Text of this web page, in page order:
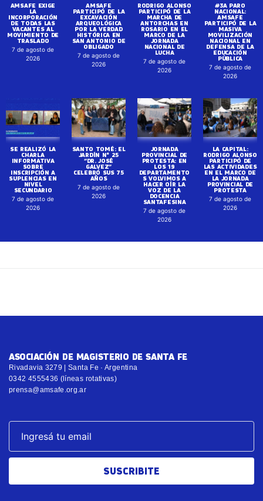
AMSAFE EXIGE
LA
INCORPORACIÓN
DE TODAS LAS
VACANTES AL
MOVIMIENTO DE
TRASLADO
7 de agosto de
2026
AMSAFE
PARTICIPÓ DE LA
EXCAVACIÓN
ARQUEOLÓGICA
POR LA VERDAD
HISTÓRICA EN
SAN ANTONIO DE
OBLIGADO
7 de agosto de
2026
RODRIGO ALONSO
PARTICIPÓ DE LA
MARCHA DE
ANTORCHAS EN
ROSARIO EN EL
MARCO DE LA
JORNADA
NACIONAL DE
LUCHA
7 de agosto de
2026
#3A PARO
NACIONAL:
AMSAFE
PARTICIPÓ DE LA
MASIVA
MOVILIZACIÓN
NACIONAL EN
DEFENSA DE LA
EDUCACIÓN
PÚBLICA
7 de agosto de
2026
SE REALIZÓ LA
CHARLA
INFORMATIVA
SOBRE
INSCRIPCIÓN A
SUPLENCIAS EN
NIVEL
SECUNDARIO
7 de agosto de
2026
SANTO TOMÉ: EL
JARDÍN N° 25
“DR. JOSÉ
GALVEZ”
CELEBRÓ SUS 75
AÑOS
7 de agosto de
2026
JORNADA
PROVINCIAL DE
PROTESTA: EN
LOS 19
DEPARTAMENTO
S VOLVIMOS A
HACER OÍR LA
VOZ DE LA
DOCENCIA
SANTAFESINA
7 de agosto de
2026
LA CAPITAL:
RODRIGO ALONSO
PARTICIPÓ DE
LAS ACTIVIDADES
EN EL MARCO DE
LA JORNADA
PROVINCIAL DE
PROTESTA
7 de agosto de
2026
ASOCIACIÓN DE MAGISTERIO DE SANTA FE
Rivadavia 3279 | Santa Fe · Argentina
0342 4555436 (líneas rotativas)
prensa@amsafe.org.ar
SUSCRIBITE